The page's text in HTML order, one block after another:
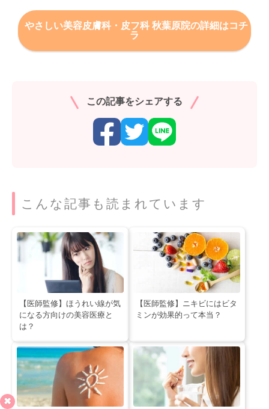
やさしい美容皮膚科・皮フ科 秋葉原院の詳細はコチ
ラ
この記事をシェアする
こんな記事も読まれています
【医師監修】ほうれい線が気
になる方向けの美容医療と
は？
【医師監修】ニキビにはビタ
ミンが効果的って本当？